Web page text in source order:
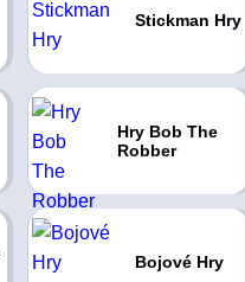
Stickman Hry
Hry Bob The
Robber
Bojové Hry